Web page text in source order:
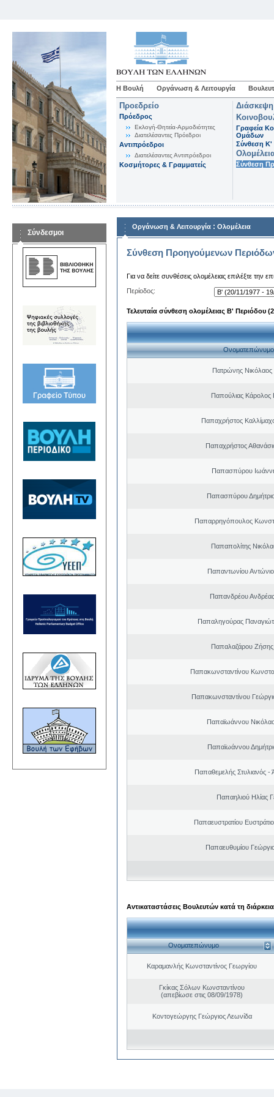
Η Βουλή Οργάνωση & Λειτουργία
Προεδρείο
Πρόεδρος
Εκλογή-Θητεία-Αρμοδιότητες
Διατελέσαντες Πρόεδροι
Αντιπρόεδροι
Διατελέσαντες Αντιπρόεδροι
Κοσμήτορες & Γραμματείς
Γραφεία
Ομάδων
Σύνθεση K'
Σύνθεση
Σύνδεσμοι
Οργάνωση & Λειτουργία : Ολομέλεια
Σύνθεση Προηγούμενων
Για να δείτε συνθέσεις ολομέλειας επιλέξτε την
Περίοδος:
Τελευταία σύνθεση ολομέλειας Β' Περιόδου
Ονοματεπώνυμο
Πατρώνης Νικόλαος
Παπούλιας Κάρολος
Παπαχρήστος
Παπαχρήστος
Παπασπύρου
Παπασπύρου
Παπαρρηγόπουλος
Παπαπολίτης
Παπαντωνίου
Παπανδρέου
Παπαληγούρας
Παπαλαζάρου Ζήσης
Παπακωνσταντίνου
Παπακωνσταντίνου
Παπαϊωάννου
Παπαϊωάννου
Παπαθεμελής Στυλιανός -
Παπαηλιού Ηλίας
Παπαευστρατίου
Παπαευθυμίου
Αντικαταστάσεις Βουλευτών κατά τη
Ονοματεπώνυμο
Καραμανλής Κωνσταντίνος Γεωργίου
Γκίκας Σόλων Κωνσταντίνου
(απεβίωσε στις 08/09/1978)
Κοντογεώργης Γεώργιος Λεωνίδα